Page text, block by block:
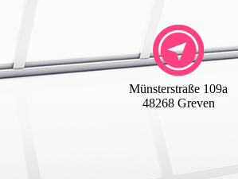
Münsterstraße 109a
48268 Greven